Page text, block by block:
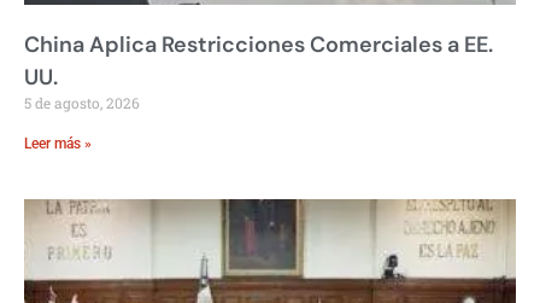
China Aplica Restricciones Comerciales a EE.
UU.
5 de agosto, 2026
Leer más »